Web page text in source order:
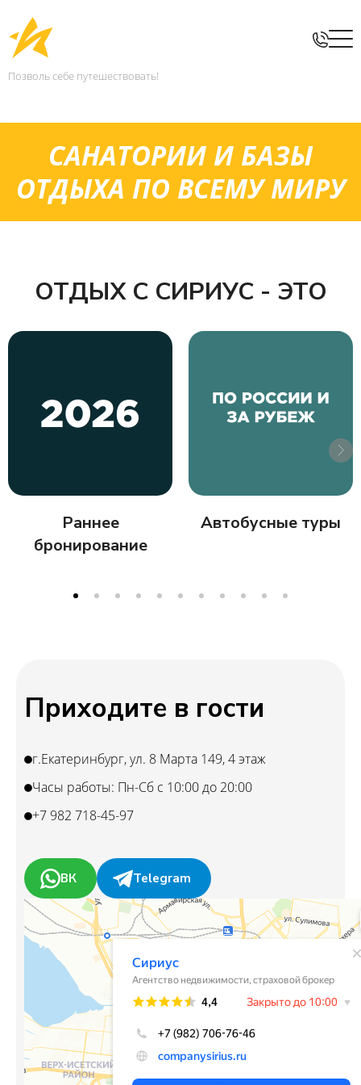
Позволь себе путешествовать!
САНАТОРИИ И БАЗЫ
ОТДЫХА ПО ВСЕМУ МИРУ
ОТДЫХ С СИРИУС - ЭТО
Раннее
бронирование
Автобусные туры
Приходите в гости
г.Екатеринбург, ул. 8 Марта 149, 4 этаж
Часы работы: Пн-Сб с 10:00 до 20:00
+7 982 718-45-97
ВК Telegram